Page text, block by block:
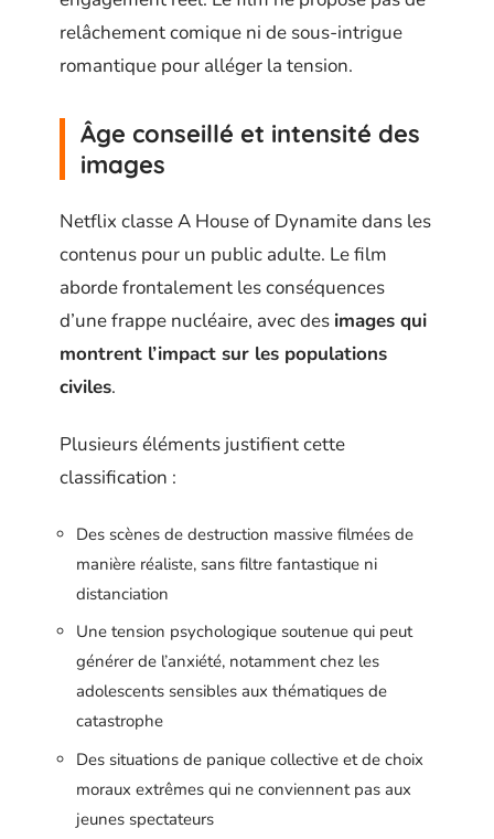
relâchement comique ni de sous-intrigue
romantique pour alléger la tension.
Âge conseillé et intensité des
images
Netflix classe A House of Dynamite dans les
contenus pour un public adulte. Le film
aborde frontalement les conséquences
d’une frappe nucléaire, avec des images qui
montrent l’impact sur les populations
civiles.
Plusieurs éléments justifient cette
classification :
Des scènes de destruction massive filmées de
manière réaliste, sans filtre fantastique ni
distanciation
Une tension psychologique soutenue qui peut
générer de l’anxiété, notamment chez les
adolescents sensibles aux thématiques de
catastrophe
Des situations de panique collective et de choix
moraux extrêmes qui ne conviennent pas aux
jeunes spectateurs